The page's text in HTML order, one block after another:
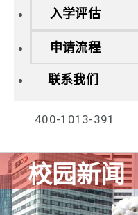
入学评估
申请流程
联系我们
400-1013-391
校园新闻